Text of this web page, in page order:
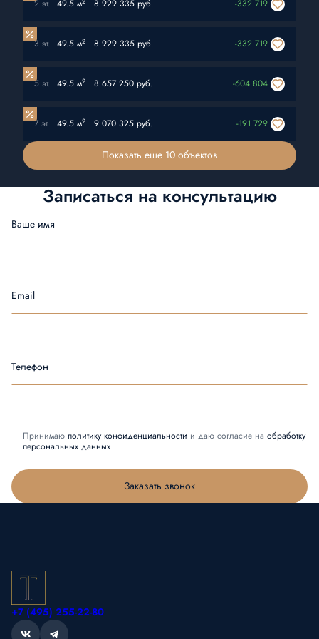
2 эт. 49.5 м 8 929 335 руб. -332 719
3 эт. 49.5 м2 8 929 335 руб. -332 719
5 эт. 49.5 м2 8 657 250 руб. -604 804
7 эт. 49.5 м2 9 070 325 руб. -191 729
Показать еще 10 объектов
Записаться на консультацию
Ваше имя
Email
Телефон
Принимаю политику конфиденциальности и даю согласие на обработку
персональных данных
Заказать звонок
+7 (495) 255-22-80